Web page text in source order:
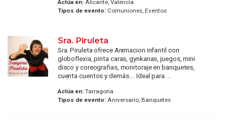
Actúa en:Alicante, Valencia
Tipos de evento:Comuniones, Eventos
Sra. Piruleta
Sra. Piruleta ofrece Animacion infantil con
globoflexia, pinta caras, gynkanas, juegos, mini
disco y coreografias, monitoraje en banquetes,
cuenta cuentos y demás.... Ideal para ...
Actúa en:Tarragona
Tipos de evento:Aniversario, Banquetes